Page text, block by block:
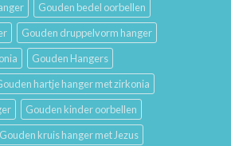
Gouden bedel oorbellen
Gouden druppelvorm hanger
Gouden Hangers
hartje hanger met zirkonia
Gouden kinder oorbellen
Gouden kruis hanger met Jezus